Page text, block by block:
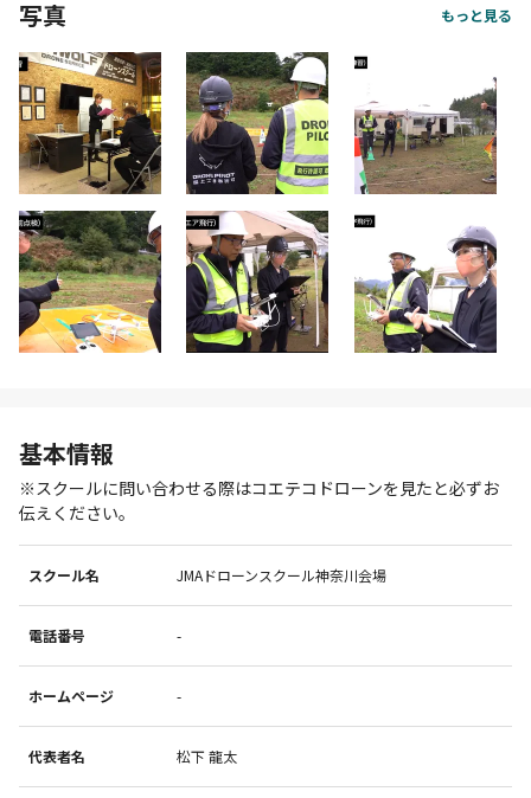
写真 もっと見る
基本情報
※スクールに問い合わせる際はコエテコドローンを見たと必ずお
伝えください。
スクール名 JMAドローンスクール神奈川会場
電話番号 -
ホームページ -
代表者名 松下 龍太